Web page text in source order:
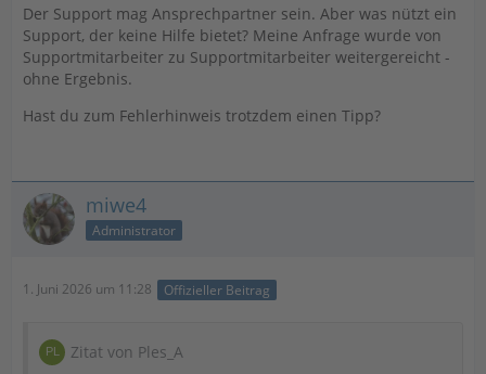
Der Support mag Ansprechpartner sein. Aber was nützt ein
Support, der keine Hilfe bietet? Meine Anfrage wurde von
Supportmitarbeiter zu Supportmitarbeiter weitergereicht -
ohne Ergebnis.
Hast du zum Fehlerhinweis trotzdem einen Tipp?
miwe4
Administrator
1. Juni 2026 um 11:28 Offizieller Beitrag
Zitat von Ples_A